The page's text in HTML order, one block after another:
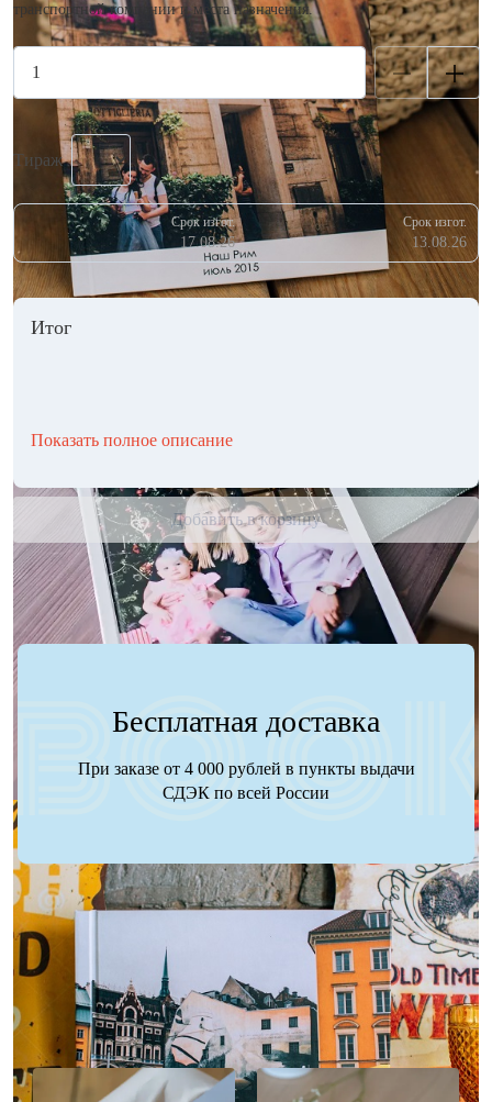
транспортной компании и места назначения.
Тираж
Срок изгот.
17.08.26
Срок изгот.
13.08.26
Итог
Показать полное описание
Добавить в корзину
Бесплатная доставка
При заказе от 4 000 рублей в пункты выдачи
СДЭК по всей России
Наше портфолио